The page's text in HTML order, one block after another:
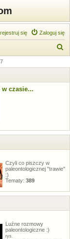
Zaloguj się
się
k
czasie...
Czyli co piszczy w
paleontologicznej "trawie"
:)
Tematy: 389
Luźne rozmowy
paleontologiczne :)
rys.